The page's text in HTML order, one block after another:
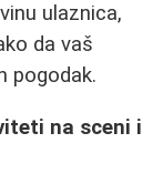
ulaznica,
da vaš
pogodak.
na sceni i